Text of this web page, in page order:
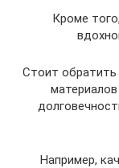
Кроме
Стоит обратить
Например,